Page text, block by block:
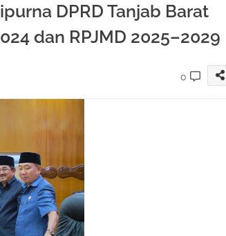
DPRD Tanjab Barat
dan RPJMD 2025–2029
0